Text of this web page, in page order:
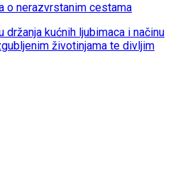
o nerazvrstanim cestama
držanja kućnih ljubimaca i načinu
životinjama te divljim